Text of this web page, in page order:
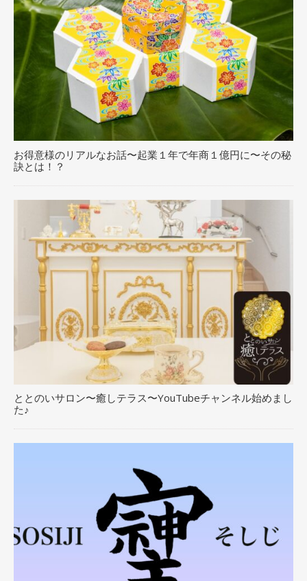
お得意様のリアルなお話〜起業１年で年商１億円に〜その秘
訣とは！？
ととのいサロン〜癒しテラス〜YouTubeチャンネル始めまし
た♪